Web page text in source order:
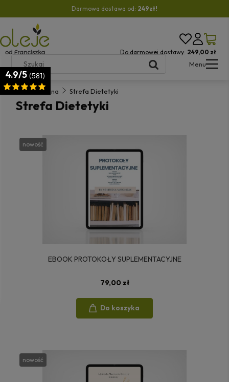
Darmowa dostawa od: 249zł!
Do darmowej dostawy: 249,00 zł
Menu
Strona główna Strefa Dietetyki
Strefa Dietetyki
EBOOK PROTOKOŁY SUPLEMENTACYJNE
79,00 zł
Do koszyka
nowość
nowość
4.9/5 (581)